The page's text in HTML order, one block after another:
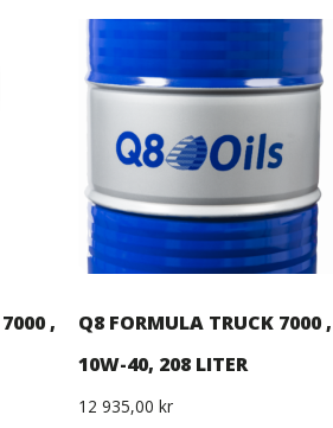
,
Q8 FORMULA TRUCK 7000 ,
10W-40, 208 LITER
12 935,00 kr